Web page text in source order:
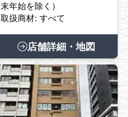
末年始を除く）
取扱商材: すべて
店舗詳細・地図